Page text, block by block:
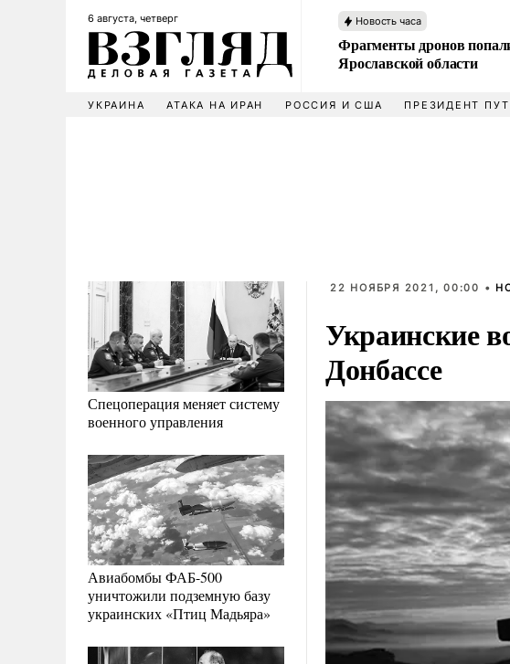
6 августа, четверг Новость часа
Фрагменты дронов
Ярославской области
УКРАИНА АТАКА НА ИРАН РОССИЯ И США ПРЕЗИДЕНТ
Спецоперация меняет систему
военного управления
Авиабомбы ФАБ-500
уничтожили подземную базу
украинских «Птиц Мадьяра»
22 НОЯБРЯ 2021, 00:00 •
Украинские
Донбассе